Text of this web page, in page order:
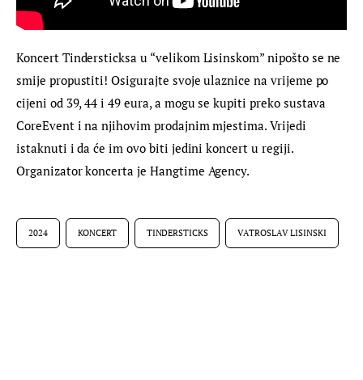
Koncert Tindersticksa u “velikom Lisinskom” nipošto se ne
smije propustiti! Osigurajte svoje ulaznice na vrijeme po
cijeni od 39, 44 i 49 eura, a mogu se kupiti preko sustava
CoreEvent i na njihovim prodajnim mjestima. Vrijedi
istaknuti i da će im ovo biti jedini koncert u regiji.
Organizator koncerta je Hangtime Agency.
2024 KONCERT TINDERSTICKS VATROSLAV LISINSKI